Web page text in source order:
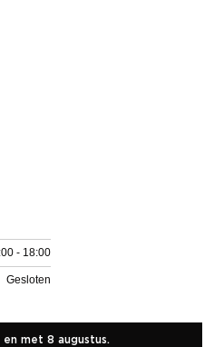
- 18:00
Gesloten
met 8 augustus.